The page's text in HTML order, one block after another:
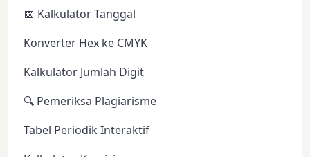
📅 Kalkulator Tanggal
Konverter Hex ke CMYK
Kalkulator Jumlah Digit
🔍 Pemeriksa Plagiarisme
Tabel Periodik Interaktif